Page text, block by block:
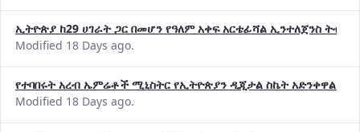
ኢትዮጵያ ከ29 ሀገራት ጋር በመሆን የዓለም አቀፍ አርቴፊሻል ኢንተለጀንስ
Modified 18 Days ago.
የተባበሩት አረብ ኤምሬቶች ሚኒስትር የኢትዮጵያን ዲጂታል ስኬት አድንቀዋል
Modified 18 Days ago.